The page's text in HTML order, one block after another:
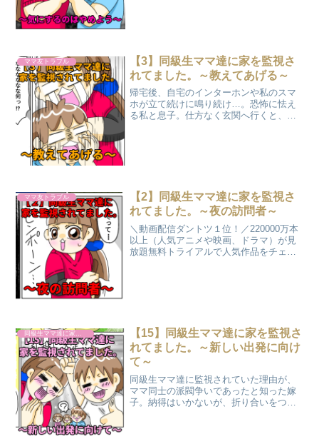
ママ友トラブル
【3】同級生ママ達に家を監視さ
れてました。～教えてあげる～
帰宅後、自宅のインターホンや私のスマ
ホが立て続けに鳴り続け…。恐怖に怯え
る私と息子。仕方なく玄関へ行くと、現
ママ友トラブル
【2】同級生ママ達に家を監視さ
れてました。～夜の訪問者～
＼動画配信ダントツ１位！／220000万本
以上（人気アニメや映画、ドラマ）が見
放題無料トライアルで人気作品をチェッ
同級生ママ達に家を監視されてました。
【15】同級生ママ達に家を監視さ
れてました。～新しい出発に向け
て～
同級生ママ達に監視されていた理由が、
ママ同士の派閥争いであったと知った嫁
子。納得はいかないが、折り合いをつけ